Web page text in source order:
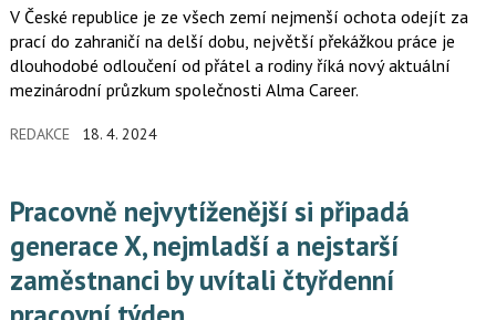
V České republice je ze všech zemí nejmenší ochota odejít za
prací do zahraničí na delší dobu, největší překážkou práce je
dlouhodobé odloučení od přátel a rodiny říká nový aktuální
mezinárodní průzkum společnosti Alma Career.
REDAKCE 18. 4. 2024
Pracovně nejvytíženější si připadá
generace X, nejmladší a nejstarší
zaměstnanci by uvítali čtyřdenní